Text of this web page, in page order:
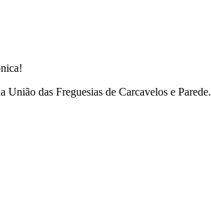
das Freguesias de Carcavelos e Parede.